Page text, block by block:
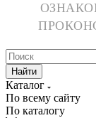
Найти
Каталог
По всему сайту
По каталогу